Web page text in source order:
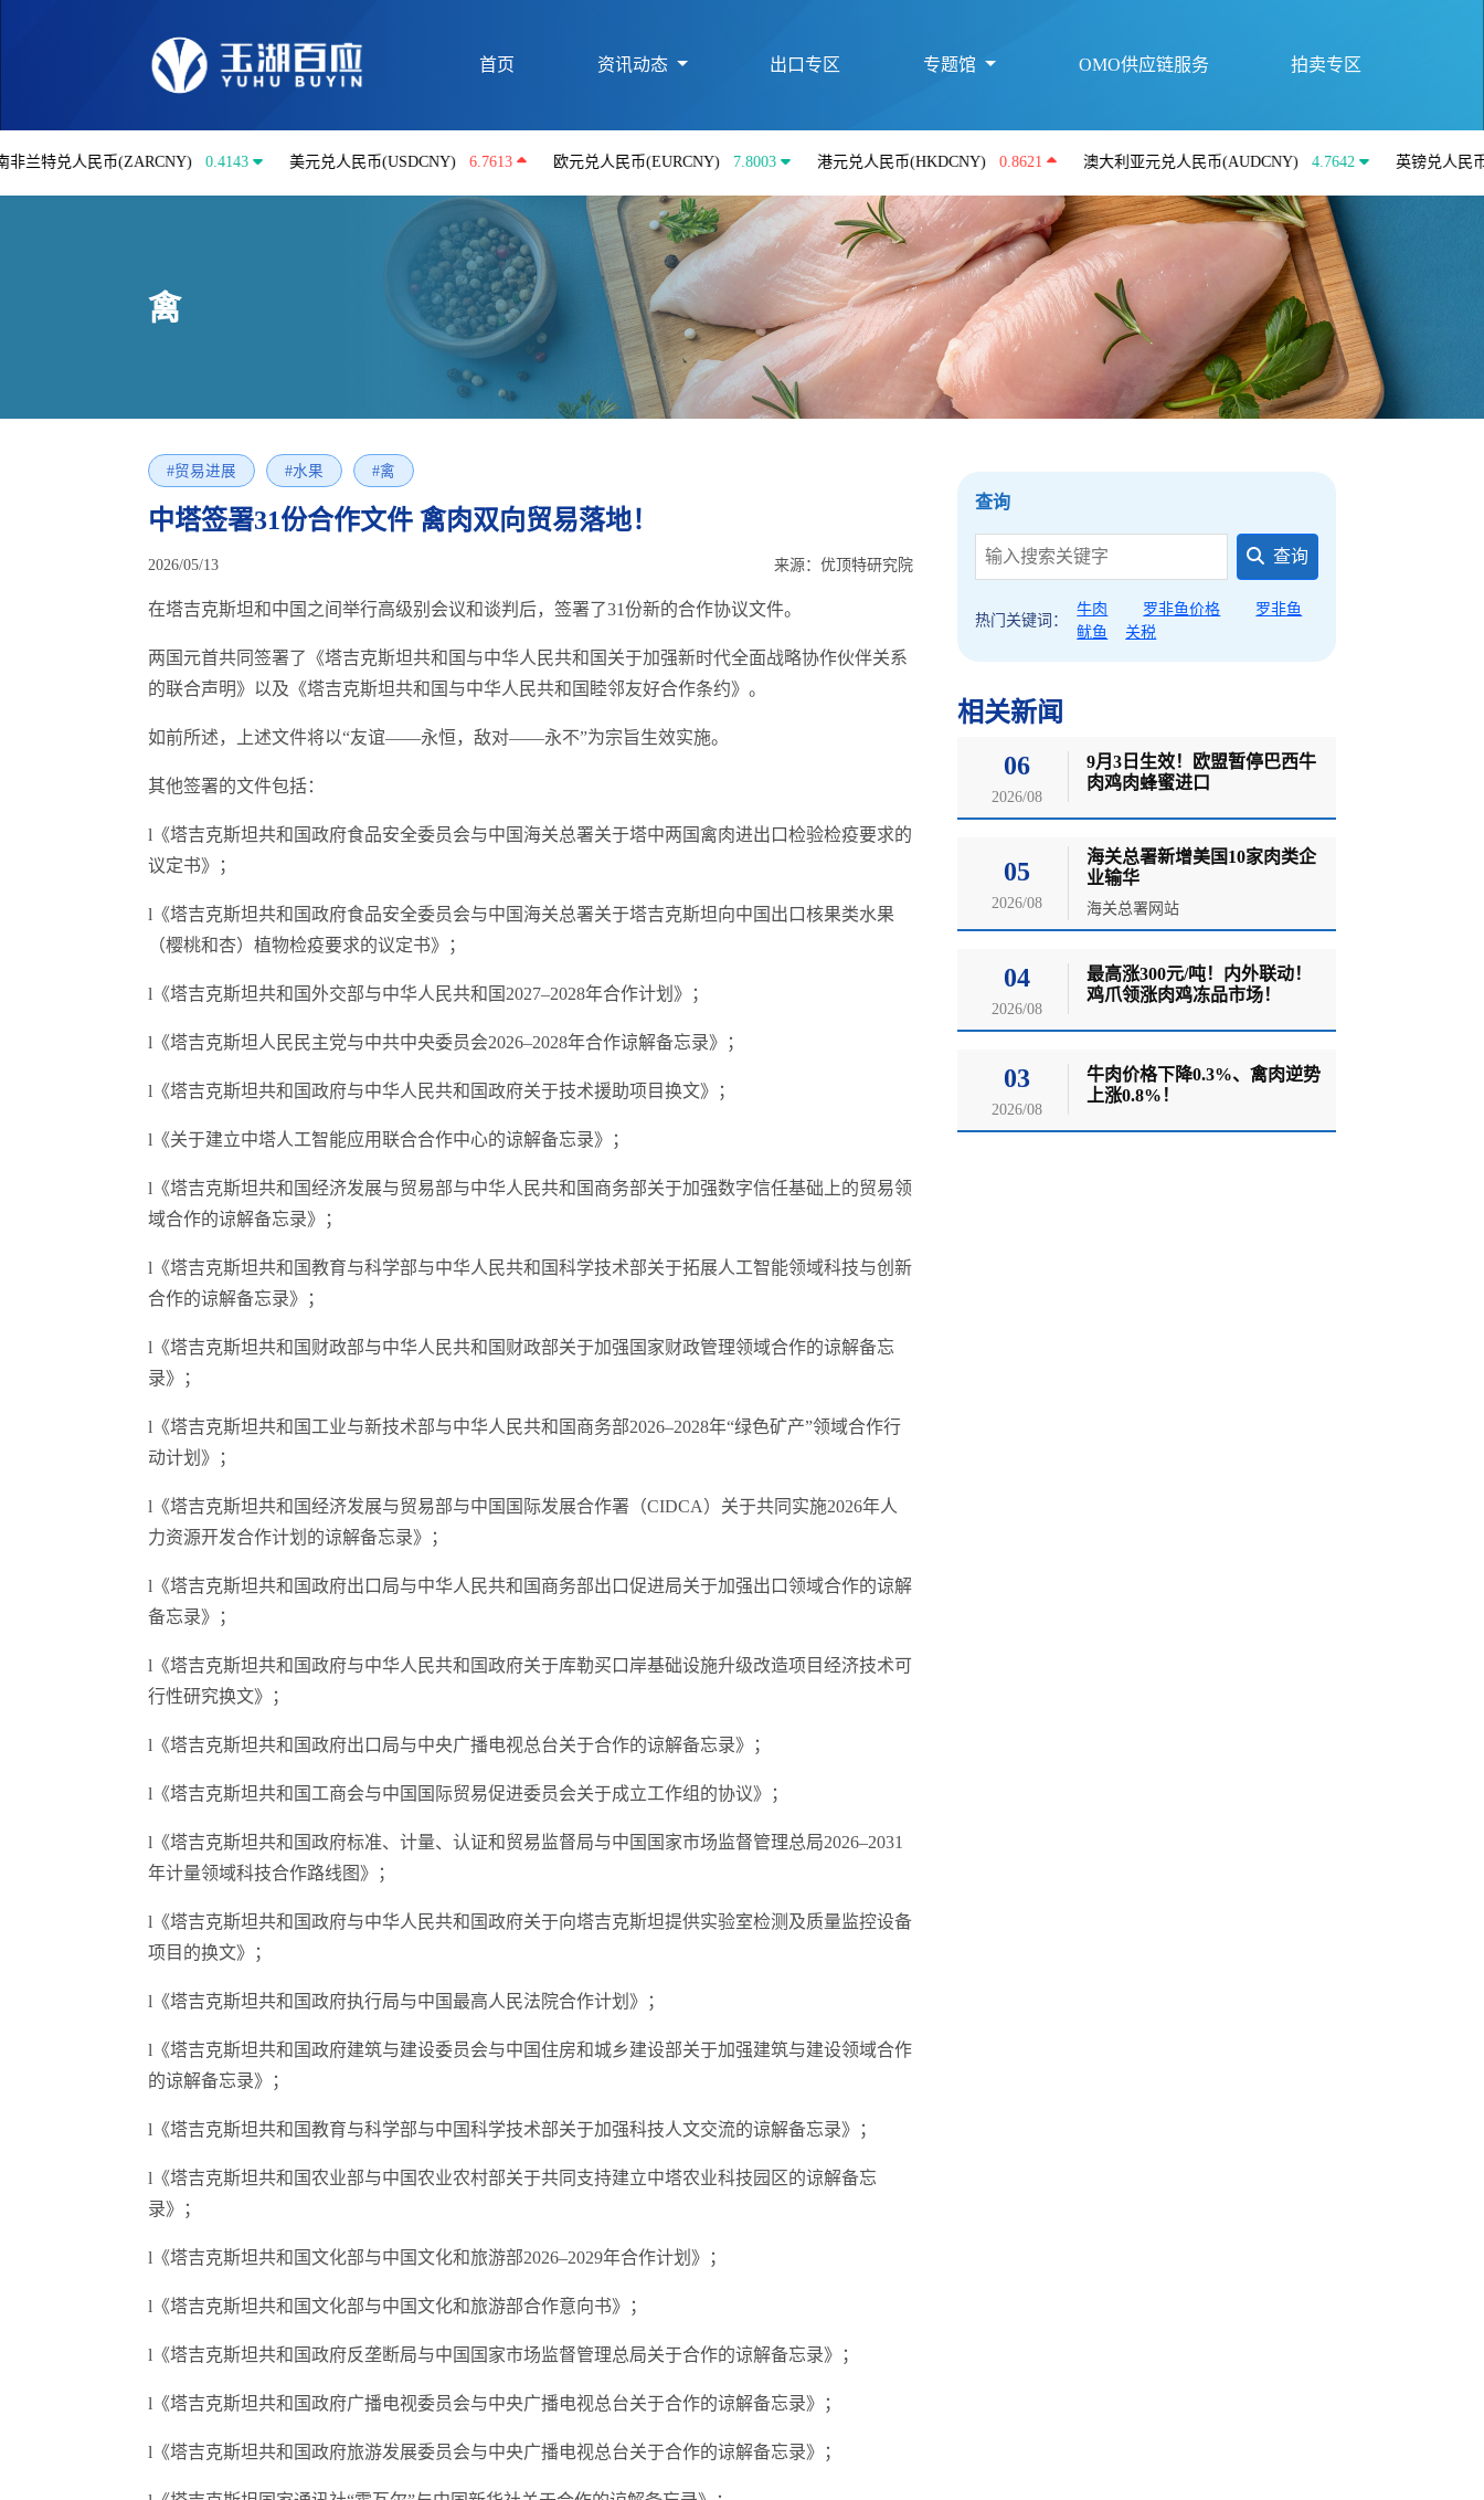
首页 资讯动态 出口专区 专题馆 OMO供应链服务 拍卖专区
人民币(ZARCNY) 0.4143 美元兑人民币(USDCNY) 6.7613 欧元兑人民币(EURCNY) 7.8003 港元兑人民币(HKDCNY) 0.8621 澳大利亚元兑人民币(AUDCNY) 4.7642 英镑兑人民币
禽
#贸易进展 #水果 #禽
中塔签署31份合作文件 禽肉双向贸易落地！
2026/05/13 来源：优顶特研究院
在塔吉克斯坦和中国之间举行高级别会议和谈判后，签署了31份新的合作协议文件。
两国元首共同签署了《塔吉克斯坦共和国与中华人民共和国关于加强新时代全面战略协作伙伴关系
的联合声明》以及《塔吉克斯坦共和国与中华人民共和国睦邻友好合作条约》。
如前所述，上述文件将以“友谊——永恒，敌对——永不”为宗旨生效实施。
其他签署的文件包括：
l《塔吉克斯坦共和国政府食品安全委员会与中国海关总署关于塔中两国禽肉进出口检验检疫要求的
议定书》；
l《塔吉克斯坦共和国政府食品安全委员会与中国海关总署关于塔吉克斯坦向中国出口核果类水果
（樱桃和杏）植物检疫要求的议定书》；
l《塔吉克斯坦共和国外交部与中华人民共和国2027–2028年合作计划》；
l《塔吉克斯坦人民民主党与中共中央委员会2026–2028年合作谅解备忘录》；
l《塔吉克斯坦共和国政府与中华人民共和国政府关于技术援助项目换文》；
l《关于建立中塔人工智能应用联合合作中心的谅解备忘录》；
l《塔吉克斯坦共和国经济发展与贸易部与中华人民共和国商务部关于加强数字信任基础上的贸易领
域合作的谅解备忘录》；
l《塔吉克斯坦共和国教育与科学部与中华人民共和国科学技术部关于拓展人工智能领域科技与创新
合作的谅解备忘录》；
l《塔吉克斯坦共和国财政部与中华人民共和国财政部关于加强国家财政管理领域合作的谅解备忘
录》；
l《塔吉克斯坦共和国工业与新技术部与中华人民共和国商务部2026–2028年“绿色矿产”领域合作行
动计划》；
l《塔吉克斯坦共和国经济发展与贸易部与中国国际发展合作署（CIDCA）关于共同实施2026年人
力资源开发合作计划的谅解备忘录》；
l《塔吉克斯坦共和国政府出口局与中华人民共和国商务部出口促进局关于加强出口领域合作的谅解
备忘录》；
l《塔吉克斯坦共和国政府与中华人民共和国政府关于库勒买口岸基础设施升级改造项目经济技术可
行性研究换文》；
l《塔吉克斯坦共和国政府出口局与中央广播电视总台关于合作的谅解备忘录》；
l《塔吉克斯坦共和国工商会与中国国际贸易促进委员会关于成立工作组的协议》；
l《塔吉克斯坦共和国政府标准、计量、认证和贸易监督局与中国国家市场监督管理总局2026–2031
年计量领域科技合作路线图》；
l《塔吉克斯坦共和国政府与中华人民共和国政府关于向塔吉克斯坦提供实验室检测及质量监控设备
项目的换文》；
l《塔吉克斯坦共和国政府执行局与中国最高人民法院合作计划》；
l《塔吉克斯坦共和国政府建筑与建设委员会与中国住房和城乡建设部关于加强建筑与建设领域合作
的谅解备忘录》；
l《塔吉克斯坦共和国教育与科学部与中国科学技术部关于加强科技人文交流的谅解备忘录》；
l《塔吉克斯坦共和国农业部与中国农业农村部关于共同支持建立中塔农业科技园区的谅解备忘
录》；
l《塔吉克斯坦共和国文化部与中国文化和旅游部2026–2029年合作计划》；
l《塔吉克斯坦共和国文化部与中国文化和旅游部合作意向书》；
l《塔吉克斯坦共和国政府反垄断局与中国国家市场监督管理总局关于合作的谅解备忘录》；
l《塔吉克斯坦共和国政府广播电视委员会与中央广播电视总台关于合作的谅解备忘录》；
l《塔吉克斯坦共和国政府旅游发展委员会与中央广播电视总台关于合作的谅解备忘录》；
查询
查询
热门关键词：
牛肉 罗非鱼价格
罗非鱼
鱿鱼
关税
相关新闻
06
2026/08
9月3日生效！欧盟暂停巴西牛
肉鸡肉蜂蜜进口
05
2026/08
海关总署新增美国10家肉类企
业输华
海关总署网站
04
2026/08
最高涨300元/吨！内外联动！
鸡爪领涨肉鸡冻品市场！
03
2026/08
牛肉价格下降0.3%、禽肉逆势
上涨0.8%！